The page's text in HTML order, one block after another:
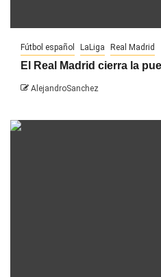
Fútbol español LaLiga Real Madrid
El Real Madrid cierra la
AlejandroSanchez